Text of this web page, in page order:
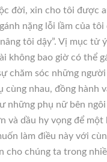
đời, xin cho tôi được
nặng lỗi lầm của tôi
tôi dậy”. Vị mục tử
không bao giờ có thể
chăm sóc những
nhau, đồng hành
những phụ nữ bên
và dầu hy vọng để một
làm điều này với
cho chúng ta trong